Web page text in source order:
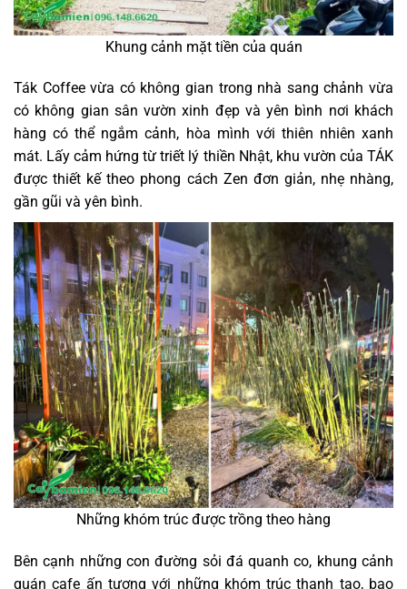
Khung cảnh mặt tiền của quán
Ták Coffee vừa có không gian trong nhà sang chảnh vừa
có không gian sân vườn xinh đẹp và yên bình nơi khách
hàng có thể ngắm cảnh, hòa mình với thiên nhiên xanh
mát. Lấy cảm hứng từ triết lý thiền Nhật, khu vườn của TÁK
được thiết kế theo phong cách Zen đơn giản, nhẹ nhàng,
gần gũi và yên bình.
Những khóm trúc được trồng theo hàng
Bên cạnh những con đường sỏi đá quanh co, khung cảnh
quán cafe ấn tượng với những khóm trúc thanh tao, bao